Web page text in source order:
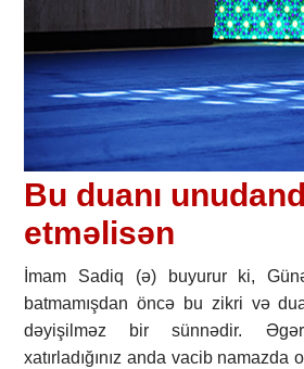
Bu duanı
etməlisən
İmam Sadiq (ə) buyurur ki,
batmamışdan öncə bu zikri və
dəyişilməz bir sünnədir.
xatırladığınız anda vacib